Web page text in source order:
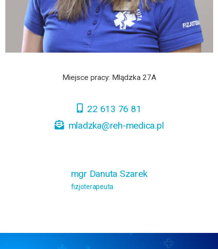
Miejsce pracy: Mlądzka 27A
22 613 76 81
mladzka@reh-medica.pl
mgr Danuta Szarek
fizjoterapeuta